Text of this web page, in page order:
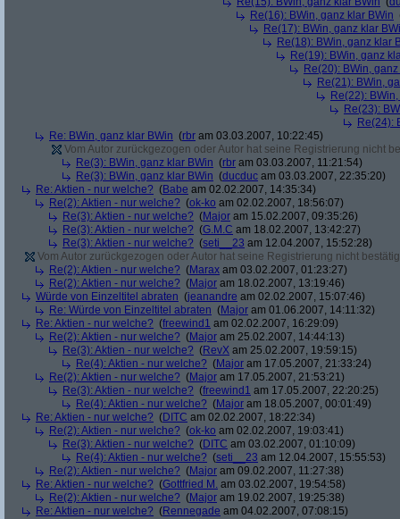
Re(16): BWin, ganz klar BWin
Re(17): BWin, ganz klar
Re(18): BWin, ganz klar
Re(19): BWin, ganz
Re(20): BWin,
Re(21): BWin,
Re(22):
Re(23):
Re(24):
Re: BWin, ganz klar BWin (rbr am 03.03.2007, 10:22:45)
Vom Autor zurückgezogen oder Autor hat seine Registrierung nicht
Re(3): BWin, ganz klar BWin (rbr am 03.03.2007, 11:21:54)
Re(3): BWin, ganz klar BWin (ducduc am 03.03.2007, 22:35:20)
Re: Aktien - nur welche? (Babe am 02.02.2007, 14:35:34)
Re(2): Aktien - nur welche? (ok-ko am 02.02.2007, 18:56:07)
Re(3): Aktien - nur welche? (Major am 15.02.2007, 09:35:26)
Re(3): Aktien - nur welche? (G.M.C am 18.02.2007, 13:42:27)
Re(3): Aktien - nur welche? (seti__23 am 12.04.2007, 15:52:28)
Vom Autor zurückgezogen oder Autor hat seine Registrierung nicht
Re(2): Aktien - nur welche? (Marax am 03.02.2007, 01:23:27)
Re(2): Aktien - nur welche? (Major am 18.02.2007, 13:19:46)
Würde von Einzeltitel abraten (jeanandre am 02.02.2007, 15:07:46)
Re: Würde von Einzeltitel abraten (Major am 01.06.2007, 14:11:32)
Re: Aktien - nur welche? (freewind1 am 02.02.2007, 16:29:09)
Re(2): Aktien - nur welche? (Major am 25.02.2007, 14:44:13)
Re(3): Aktien - nur welche? (RevX am 25.02.2007, 19:59:15)
Re(4): Aktien - nur welche? (Major am 17.05.2007, 21:33:24)
Re(2): Aktien - nur welche? (Major am 17.05.2007, 21:53:21)
Re(3): Aktien - nur welche? (freewind1 am 17.05.2007, 22:20:25)
Re(4): Aktien - nur welche? (Major am 18.05.2007, 00:01:49)
Re: Aktien - nur welche? (DITC am 02.02.2007, 18:22:34)
Re(2): Aktien - nur welche? (ok-ko am 02.02.2007, 19:03:41)
Re(3): Aktien - nur welche? (DITC am 03.02.2007, 01:10:09)
Re(4): Aktien - nur welche? (seti__23 am 12.04.2007, 15:55:53)
Re(2): Aktien - nur welche? (Major am 09.02.2007, 11:27:38)
Re: Aktien - nur welche? (Gottfried M. am 03.02.2007, 19:54:58)
Re(2): Aktien - nur welche? (Major am 19.02.2007, 19:25:38)
Re: Aktien - nur welche? (Rennegade am 04.02.2007, 07:08:15)